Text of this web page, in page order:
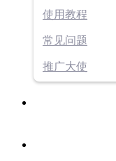
使用教程
常见问题
推广大使